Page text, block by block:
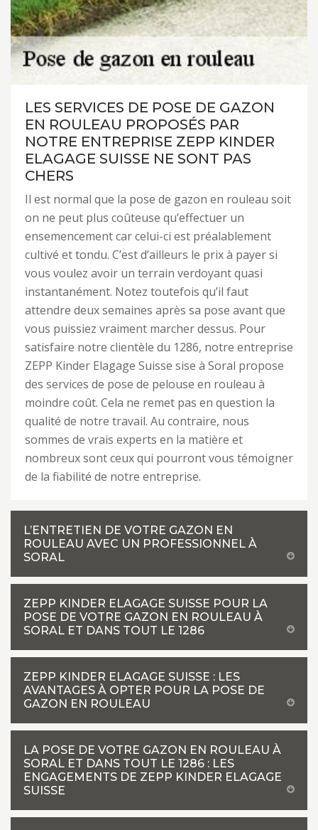
LES SERVICES DE POSE DE GAZON
EN ROULEAU PROPOSÉS PAR
NOTRE ENTREPRISE ZEPP KINDER
ELAGAGE SUISSE NE SONT PAS
CHERS
Il est normal que la pose de gazon en rouleau soit
on ne peut plus coûteuse qu’effectuer un
ensemencement car celui-ci est préalablement
cultivé et tondu. C’est d’ailleurs le prix à payer si
vous voulez avoir un terrain verdoyant quasi
instantanément. Notez toutefois qu’il faut
attendre deux semaines après sa pose avant que
vous puissiez vraiment marcher dessus. Pour
satisfaire notre clientèle du 1286, notre entreprise
ZEPP Kinder Elagage Suisse sise à Soral propose
des services de pose de pelouse en rouleau à
moindre coût. Cela ne remet pas en question la
qualité de notre travail. Au contraire, nous
sommes de vrais experts en la matière et
nombreux sont ceux qui pourront vous témoigner
de la fiabilité de notre entreprise.
L’ENTRETIEN DE VOTRE GAZON EN
ROULEAU AVEC UN PROFESSIONNEL À
SORAL
ZEPP KINDER ELAGAGE SUISSE POUR LA
POSE DE VOTRE GAZON EN ROULEAU À
SORAL ET DANS TOUT LE 1286
ZEPP KINDER ELAGAGE SUISSE : LES
AVANTAGES À OPTER POUR LA POSE DE
GAZON EN ROULEAU
LA POSE DE VOTRE GAZON EN ROULEAU À
SORAL ET DANS TOUT LE 1286 : LES
ENGAGEMENTS DE ZEPP KINDER ELAGAGE
SUISSE